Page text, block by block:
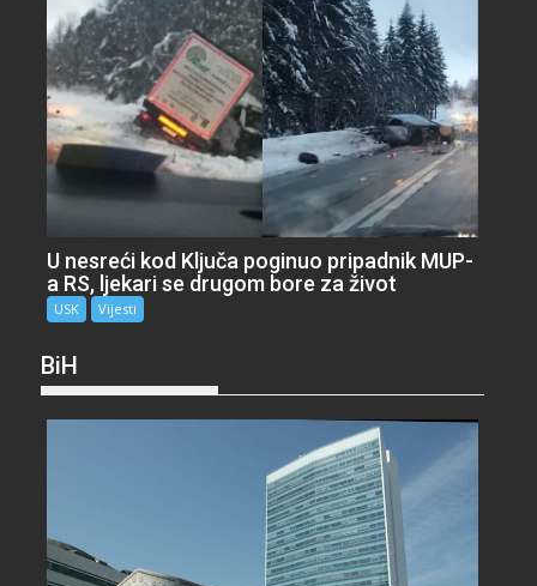
U nesreći kod Ključa poginuo pripadnik MUP-
a RS, ljekari se drugom bore za život
USK Vijesti
BiH